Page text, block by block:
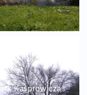
Park Kasprowicza